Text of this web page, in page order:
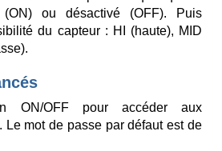
ou désactivé (OFF). Puis
du capteur : HI (haute), MID
ON/OFF pour accéder aux
Le mot de passe par défaut est de